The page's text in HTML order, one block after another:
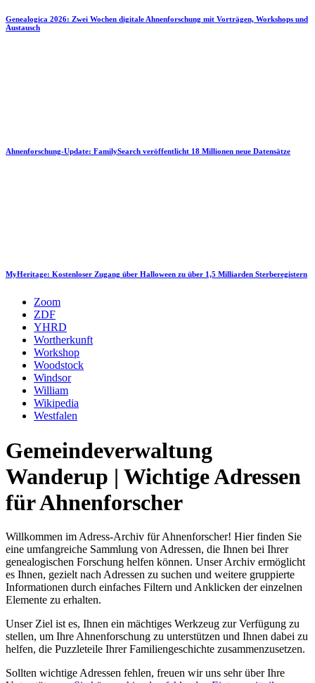
Genealogica 2026: Zwei Wochen digitale Ahnenforschung mit Vorträgen, Workshops und
Austausch
Ahnenforschung-Update: FamilySearch veröffentlicht 18 Millionen neue Datensätze
MyHeritage: Kostenloser Zugang über Halloween zu über 1,5 Milliarden Sterberegistern
Zoom
ZDF
YHRD
Wortherkunft
Workshop
Woodstock
Windsor
William
Wikipedia
Westfalen
Gemeindeverwaltung
Wanderup | Wichtige Adressen
für Ahnenforscher
Willkommen im Adress-Archiv für Ahnenforscher! Hier finden Sie
eine umfangreiche Sammlung von Adressen, die Ihnen bei Ihrer
genealogischen Forschung helfen können. Unser Archiv ermöglicht
es Ihnen, gezielt nach Adressen zu suchen und weitere gruppierte
Informationen durch einfaches Filtern und Anklicken der einzelnen
Elemente zu erhalten.
Unser Ziel ist es, Ihnen ein mächtiges Werkzeug zur Verfügung zu
stellen, um Ihre Ahnenforschung zu unterstützen und Ihnen dabei zu
helfen, die Puzzleteile Ihrer Familiengeschichte zusammenzusetzen.
Sollten wichtige Adressen fehlen, freuen wir uns sehr über Ihre